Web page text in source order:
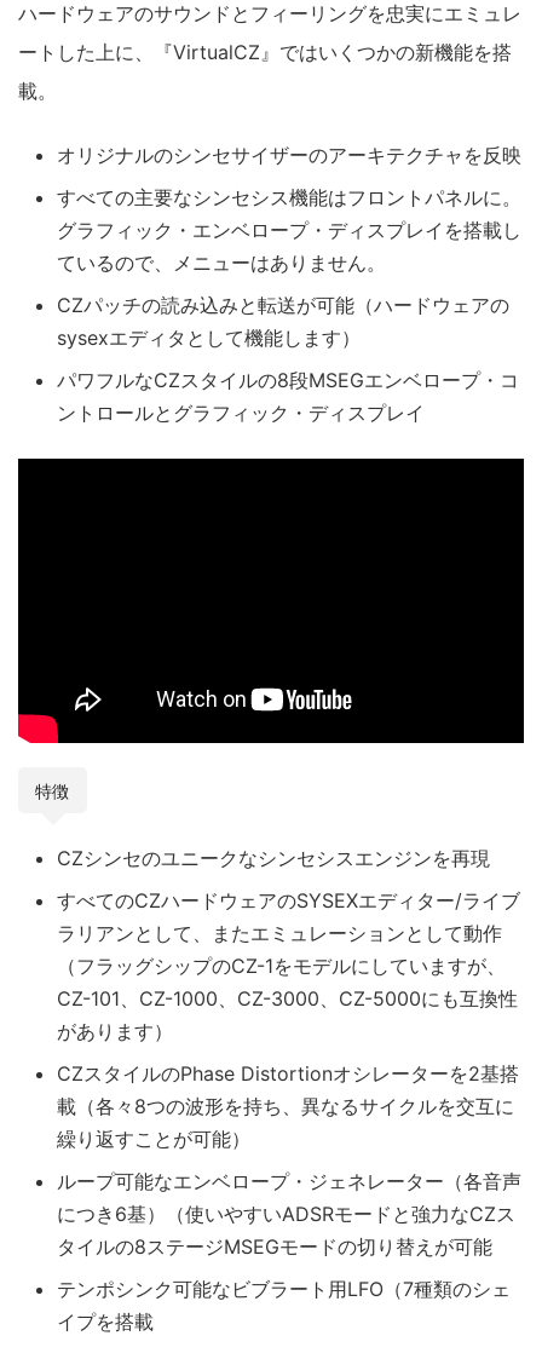
ハードウェアのサウンドとフィーリングを忠実にエミュレ
ートした上に、『VirtualCZ』ではいくつかの新機能を搭
載。
オリジナルのシンセサイザーのアーキテクチャを反映
すべての主要なシンセシス機能はフロントパネルに。
グラフィック・エンベロープ・ディスプレイを搭載し
ているので、メニューはありません。
CZパッチの読み込みと転送が可能（ハードウェアの
sysexエディタとして機能します）
パワフルなCZスタイルの8段MSEGエンベロープ・コ
ントロールとグラフィック・ディスプレイ
特徴
CZシンセのユニークなシンセシスエンジンを再現
すべてのCZハードウェアのSYSEXエディター/ライブ
ラリアンとして、またエミュレーションとして動作
（フラッグシップのCZ-1をモデルにしていますが、
CZ-101、CZ-1000、CZ-3000、CZ-5000にも互換性
があります）
CZスタイルのPhase Distortionオシレーターを2基搭
載（各々8つの波形を持ち、異なるサイクルを交互に
繰り返すことが可能）
ループ可能なエンベロープ・ジェネレーター（各音声
につき6基）（使いやすいADSRモードと強力なCZス
タイルの8ステージMSEGモードの切り替えが可能
テンポシンク可能なビブラート用LFO（7種類のシェ
イプを搭載